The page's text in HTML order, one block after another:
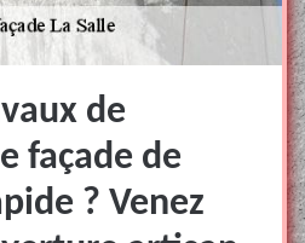
de
façade de
? Venez